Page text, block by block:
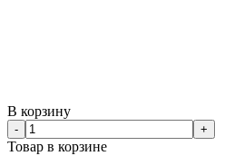
В корзину
- +
Товар в корзине